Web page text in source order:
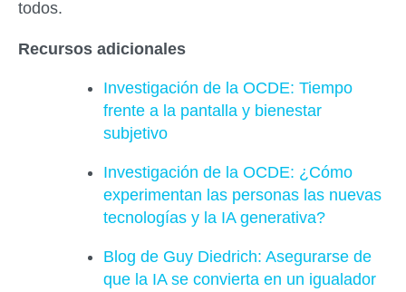
todos.
Recursos adicionales
Investigación de la OCDE: Tiempo
frente a la pantalla y bienestar
subjetivo
Investigación de la OCDE: ¿Cómo
experimentan las personas las nuevas
tecnologías y la IA generativa?
Blog de Guy Diedrich: Asegurarse de
que la IA se convierta en un igualador